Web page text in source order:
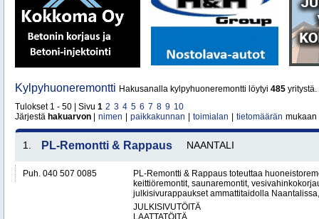
Kylpyhuoneremontti Hakusanalla kylpyhuoneremontti löytyi 485
Tulokset 1 - 50 | Sivu 1 2 3 4 5 6 7 8 9 10
Järjestä hakuarvon nimen paikkakunnan toimialan tietomäärän mukaan
1. PL-Remontti & Rappaus NAANTALI
Puh. 040 507 0085
PL-Remontti & Rappaus toteuttaa
keittiöremontit, saunaremontit,
julkisivurappaukset ammattitaidolla
JULKISIVUTÖITÄ
LAATTATÖITÄ